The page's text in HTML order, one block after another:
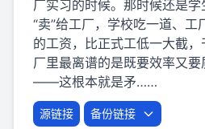
厂实习的时候。那时候还是
“卖”给工厂，学校吃一道、
的工资，比正式工低一大截，
厂里最离谱的是既要效率又
——这根本就是矛……
源链接 备份链接